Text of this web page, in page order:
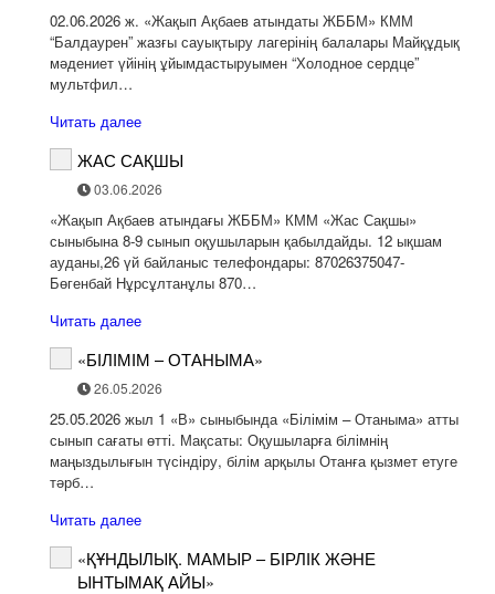
02.06.2026 ж. «Жақып Ақбаев атындаты ЖББМ» КММ
“Балдаурен” жазғы сауықтыру лагерінің балалары Майқұдық
мәдениет үйінің ұйымдастыруымен “Холодное сердце”
мультфил…
Читать далее
ЖАС САҚШЫ
03.06.2026
«Жақып Ақбаев атындағы ЖББМ» КММ «Жас Сақшы»
сыныбына 8-9 сынып оқушыларын қабылдайды. 12 ықшам
ауданы,26 үй байланыс телефондары: 87026375047-
Бөгенбай Нұрсұлтанұлы 870…
Читать далее
«БІЛІМІМ – ОТАНЫМА»
26.05.2026
25.05.2026 жыл 1 «В» сыныбында «Білімім – Отаныма» атты
сынып сағаты өтті. Мақсаты: Оқушыларға білімнің
маңыздылығын түсіндіру, білім арқылы Отанға қызмет етуге
тәрб…
Читать далее
«ҚҰНДЫЛЫҚ. МАМЫР – БІРЛІК ЖӘНЕ
ЫНТЫМАҚ АЙЫ»